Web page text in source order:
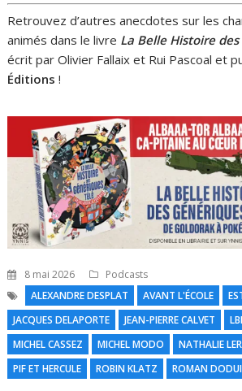
Retrouvez d’autres anecdotes sur les
animés dans le livre La Belle Histoire
écrit par Olivier Fallaix et Rui Pascoal et
Éditions !
8 mai 2026
Podcasts
ALEXANDRE DESPLAT
AVANT L'ÉCOLE
JACQUES DELAPORTE
JEAN-PIERRE CALVET
MICHEL CASSEZ
MICHEL MODO
NATHALIE
PIF ET HERCULE
ROBIN KLATZ ROMAN